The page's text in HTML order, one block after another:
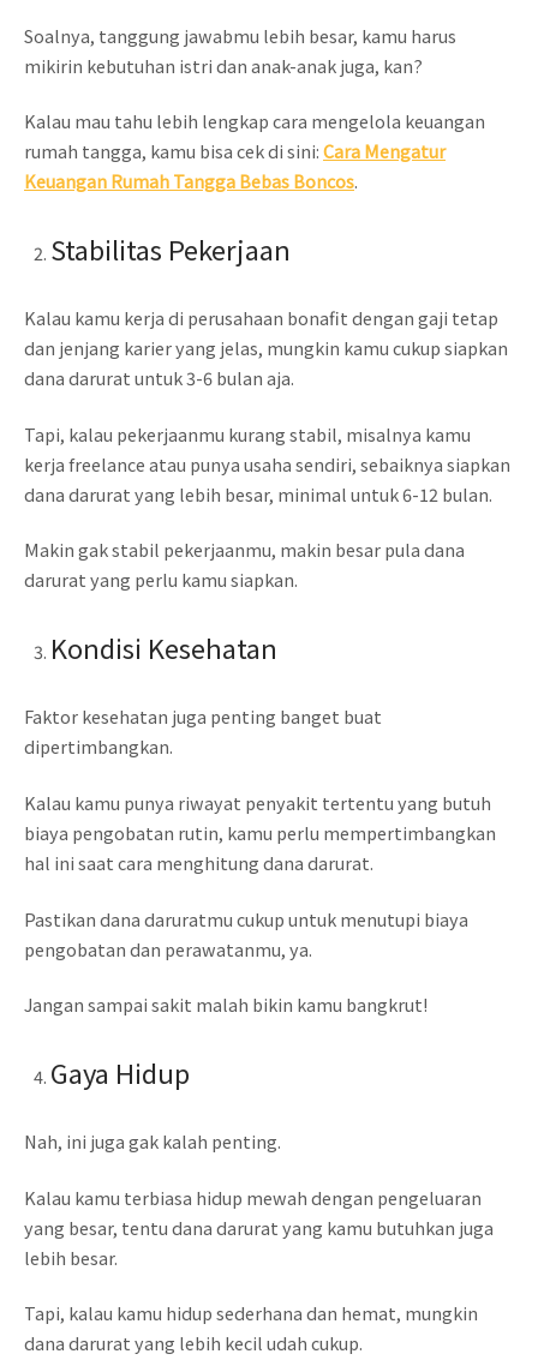
Soalnya, tanggung jawabmu lebih besar, kamu harus
mikirin kebutuhan istri dan anak-anak juga, kan?
Kalau mau tahu lebih lengkap cara mengelola keuangan
rumah tangga, kamu bisa cek di sini:Cara Mengatur
Keuangan Rumah Tangga Bebas Boncos.
Stabilitas Pekerjaan
Kalau kamu kerja di perusahaan bonafit dengan gaji tetap
dan jenjang karier yang jelas, mungkin kamu cukup siapkan
dana darurat untuk 3-6 bulan aja.
Tapi, kalau pekerjaanmu kurang stabil, misalnya kamu
kerja freelance atau punya usaha sendiri, sebaiknya siapkan
dana darurat yang lebih besar, minimal untuk 6-12 bulan.
Makin gak stabil pekerjaanmu, makin besar pula dana
darurat yang perlu kamu siapkan.
Kondisi Kesehatan
Faktor kesehatan juga penting banget buat
dipertimbangkan.
Kalau kamu punya riwayat penyakit tertentu yang butuh
biaya pengobatan rutin, kamu perlu mempertimbangkan
hal ini saat cara menghitung dana darurat.
Pastikan dana daruratmu cukup untuk menutupi biaya
pengobatan dan perawatanmu, ya.
Jangan sampai sakit malah bikin kamu bangkrut!
Gaya Hidup
Nah, ini juga gak kalah penting.
Kalau kamu terbiasa hidup mewah dengan pengeluaran
yang besar, tentu dana darurat yang kamu butuhkan juga
lebih besar.
Tapi, kalau kamu hidup sederhana dan hemat, mungkin
dana darurat yang lebih kecil udah cukup.